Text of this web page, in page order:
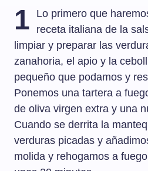
1
Lo primero que
receta italiana de la
limpiar y preparar las
zanahoria, el apio y la
pequeño que podamos y
Ponemos una tartera a
de oliva virgen extra y una
Cuando se derrita la
verduras picadas y
molida y rehogamos a